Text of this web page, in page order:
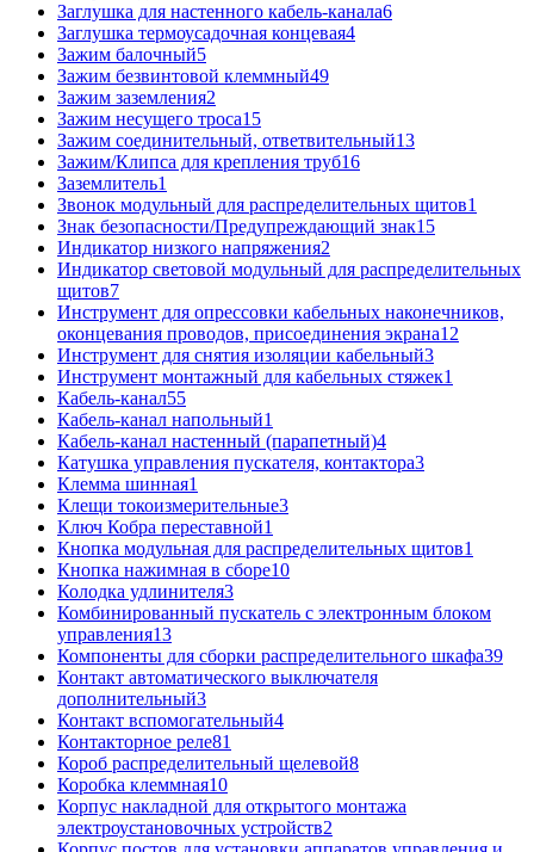
Заглушка для настенного кабель-канала6
Заглушка термоусадочная концевая4
Зажим балочный5
Зажим безвинтовой клеммный49
Зажим заземления2
Зажим несущего троса15
Зажим соединительный, ответвительный13
Зажим/Клипса для крепления труб16
Заземлитель1
Звонок модульный для распределительных щитов1
Знак безопасности/Предупреждающий знак15
Индикатор низкого напряжения2
Индикатор световой модульный для распределительных
щитов7
Инструмент для опрессовки кабельных наконечников,
оконцевания проводов, присоединения экрана12
Инструмент для снятия изоляции кабельный3
Инструмент монтажный для кабельных стяжек1
Кабель-канал55
Кабель-канал напольный1
Кабель-канал настенный (парапетный)4
Катушка управления пускателя, контактора3
Клемма шинная1
Клещи токоизмерительные3
Ключ Кобра переставной1
Кнопка модульная для распределительных щитов1
Кнопка нажимная в сборе10
Колодка удлинителя3
Комбинированный пускатель с электронным блоком
управления13
Компоненты для сборки распределительного шкафа39
Контакт автоматического выключателя
дополнительный3
Контакт вспомогательный4
Контакторное реле81
Короб распределительный щелевой8
Коробка клеммная10
Корпус накладной для открытого монтажа
электроустановочных устройств2